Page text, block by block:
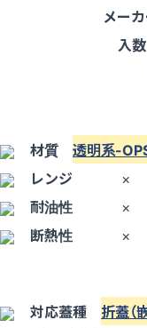
メー
入数
材質 透明系-
レンジ
×
耐油性
×
断熱性
×
対応蓋種 折蓋（